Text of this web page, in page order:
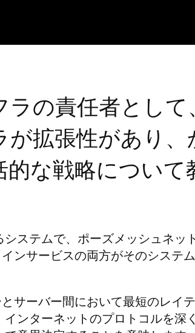
の責任者として
拡張性があり、
な戦略について
ステムで、ポーズメッシュネッ
ンサービスの両方がそのシステ
サーバー間において最短のレイ
ンターネットのプロトコルを深